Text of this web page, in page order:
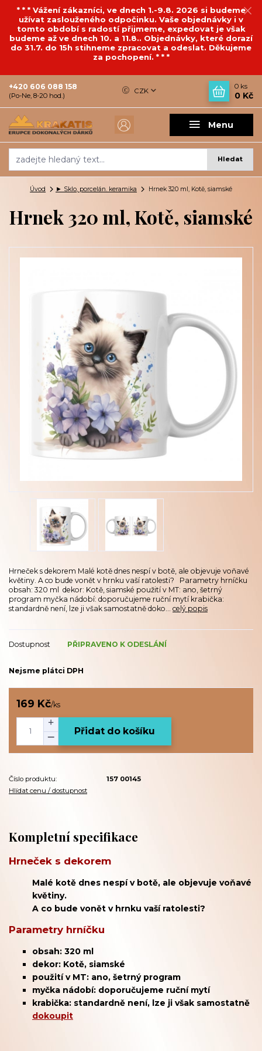
* * * Vážení zákazníci, ve dnech 1.-9.8. 2026 si budeme
užívat zaslouženého odpočinku. Vaše objednávky i v
tomto období s radostí přijmeme, expedovat je však
budeme až ve dnech 10. a 11.8.. Objednávky, které dorazí
do 31.7. do 15h stihneme zpracovat a odeslat. Děkujeme
za pochopení. * * *
Menu
CZK
Hledat
+420 606 088 158
(Po-Ne, 8-20 hod.)
0 ks
0 Kč
Úvod ► Sklo, porcelán. keramika Hrnek 320 ml, Kotě, siamské
Hrnek 320 ml, Kotě, siamské
Hrneček s dekorem Malé kotě dnes nespí v botě, ale objevuje voňavé
květiny. A co bude vonět v hrnku vaší ratolesti? Parametry hrníčku
obsah: 320 ml dekor: Kotě, siamské použití v MT: ano, šetrný
program myčka nádobí: doporučujeme ruční mytí krabička:
standardně není, lze ji však samostatně doko... celý popis
Dostupnost PŘIPRAVENO K ODESLÁNÍ
Nejsme plátci DPH
169 Kč/ks
Přidat do košíku
Číslo produktu:
157 00145
Hlídat cenu / dostupnost
Kompletní specifikace
Hrneček s dekorem
Malé kotě dnes nespí v botě, ale objevuje voňavé
květiny.
A co bude vonět v hrnku vaší ratolesti?
Parametry hrníčku
obsah: 320 ml
dekor: Kotě, siamské
použití v MT: ano, šetrný program
myčka nádobí: doporučujeme ruční mytí
krabička: standardně není, lze ji však samostatně
dokoupit